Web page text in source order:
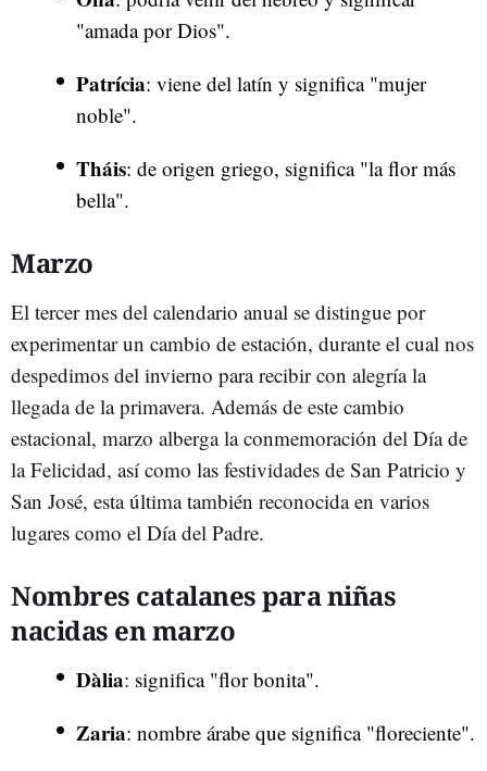
"amada por Dios".
Patrícia: viene del latín y significa "mujer
noble".
Tháis: de origen griego, significa "la flor más
bella".
Marzo
El tercer mes del calendario anual se distingue por
experimentar un cambio de estación, durante el cual nos
despedimos del invierno para recibir con alegría la
llegada de la primavera. Además de este cambio
estacional, marzo alberga la conmemoración del Día de
la Felicidad, así como las festividades de San Patricio y
San José, esta última también reconocida en varios
lugares como el Día del Padre.
Nombres catalanes para niñas
nacidas en marzo
Dàlia: significa "flor bonita".
Zaria: nombre árabe que significa "floreciente".